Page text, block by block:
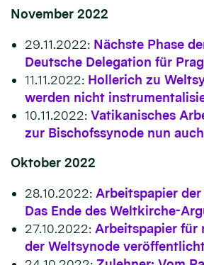
November 2022
29.11.2022: Nächste Phase
Deutsche Delegation für
11.11.2022: Hollerich zu
werden nicht
10.11.2022: Vatikanisches
zur Bischofssynode nun
Oktober 2022
28.10.2022: Arbeitspapier
Das Ende des Weltkirche-
27.10.2022: Arbeitspapier für
der Weltsynode